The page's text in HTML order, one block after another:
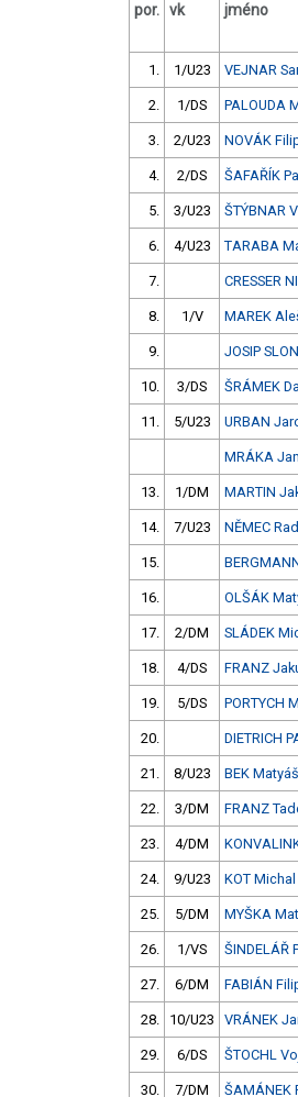
por. vk jméno
1. 1/U23 VEJNAR
2. 1/DS PALOUDA
3. 2/U23 NOVÁK
4. 2/DS ŠAFAŘÍK
5. 3/U23 ŠTÝBNAR
6. 4/U23 TARABA
7. CRESSER
8. 1/V MAREK
9. JOSIP
10. 3/DS ŠRÁMEK
11. 5/U23 URBAN
MRÁKA Jan
13. 1/DM MARTIN
14. 7/U23 NĚMEC
15.
16. OLŠÁK
17. 2/DM SLÁDEK
18. 4/DS FRANZ
19. 5/DS PORTYCH
20. DIETRICH
21. 8/U23 BEK Matyáš
22. 3/DM FRANZ
23. 4/DM
24. 9/U23 KOT Michal
25. 5/DM MYŠKA
26. 1/VS ŠINDELÁŘ
27. 6/DM FABIÁN
28. 10/U23 VRÁNEK
29. 6/DS ŠTOCHL
30. 7/DM ŠAMÁNEK